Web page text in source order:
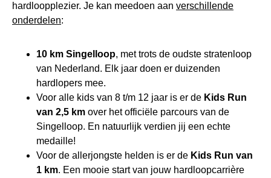
hardloopplezier. Je kan meedoen aan verschillende
onderdelen:
10 km Singelloop, met trots de oudste stratenloop
van Nederland. Elk jaar doen er duizenden
hardlopers mee.
Voor alle kids van 8 t/m 12 jaar is er de Kids Run
van 2,5 km over het officiële parcours van de
Singelloop. En natuurlijk verdien jij een echte
medaille!
Voor de allerjongste helden is er de Kids Run van
1 km. Een mooie start van jouw hardloopcarrière